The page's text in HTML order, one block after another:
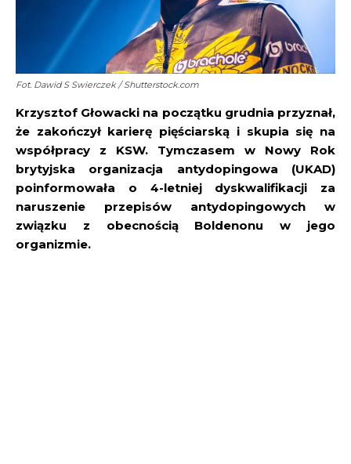
Fot. Dawid S Swierczek / Shutterstock.com
Krzysztof Głowacki na początku grudnia przyznał,
że zakończył karierę pięściarską i skupia się na
współpracy z KSW. Tymczasem w Nowy Rok
brytyjska organizacja antydopingowa (UKAD)
poinformowała o 4-letniej dyskwalifikacji za
naruszenie przepisów antydopingowych w
związku z obecnością Boldenonu w jego
organizmie.